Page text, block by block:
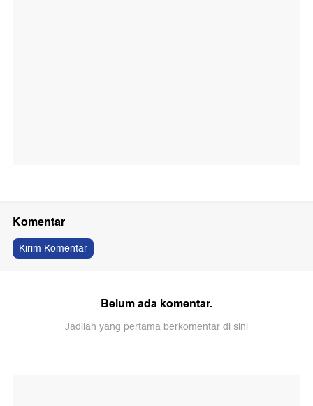
Komentar
Kirim Komentar
Belum ada komentar.
Jadilah yang pertama berkomentar di sini